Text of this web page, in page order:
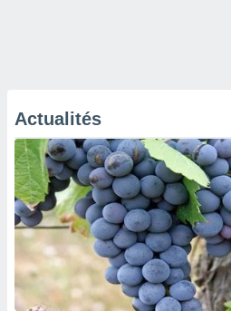
Actualités